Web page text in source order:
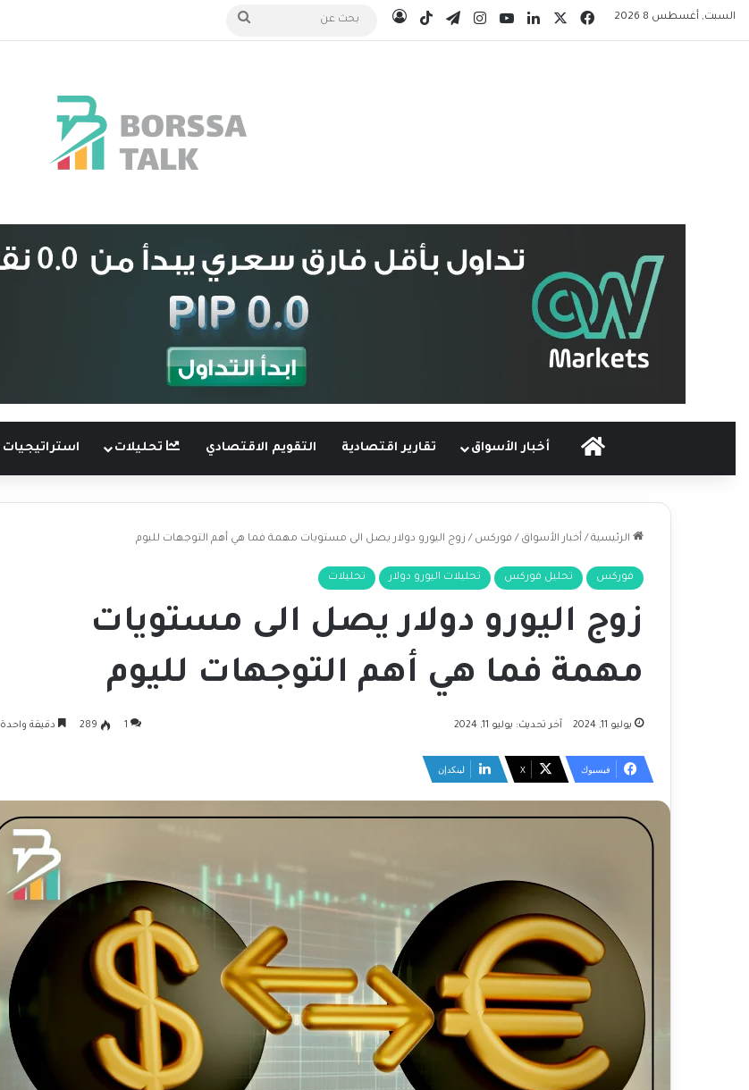
السبت, أغسطس 8 2026 فيسبوك لينكدإن‫YouTubeانستقرامتيلقرام‫TikTokتسجيل الدخول
الرئيسيةأخبار الأسواق تقارير اقتصادية التقويم الاقتصادي تحليلات استراتيجيات
الرئيسية / أخبار الأسواق / فوركس / زوج اليورو دولار يصل الى مستويات مهمة فما هي أهم التوجهات لليوم
فوركس تحليل فوركس تحليلات اليورو دولار تحليلات
زوج اليورو دولار يصل الى مستويات
مهمة فما هي أهم التوجهات لليوم
يوليو 11, 2024 آخر تحديث: يوليو 11, 2024 1
289 دقيقة واحدة
فيسبوك ‫X لينكدإن